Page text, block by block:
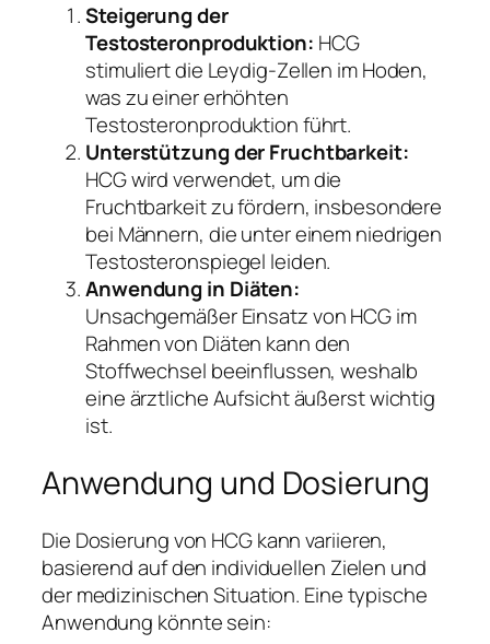
Steigerung der
Testosteronproduktion: HCG
stimuliert die Leydig-Zellen im Hoden,
was zu einer erhöhten
Testosteronproduktion führt.
Unterstützung der Fruchtbarkeit:
HCG wird verwendet, um die
Fruchtbarkeit zu fördern, insbesondere
bei Männern, die unter einem niedrigen
Testosteronspiegel leiden.
Anwendung in Diäten:
Unsachgemäßer Einsatz von HCG im
Rahmen von Diäten kann den
Stoffwechsel beeinflussen, weshalb
eine ärztliche Aufsicht äußerst wichtig
ist.
Anwendung und Dosierung
Die Dosierung von HCG kann variieren,
basierend auf den individuellen Zielen und
der medizinischen Situation. Eine typische
Anwendung könnte sein: